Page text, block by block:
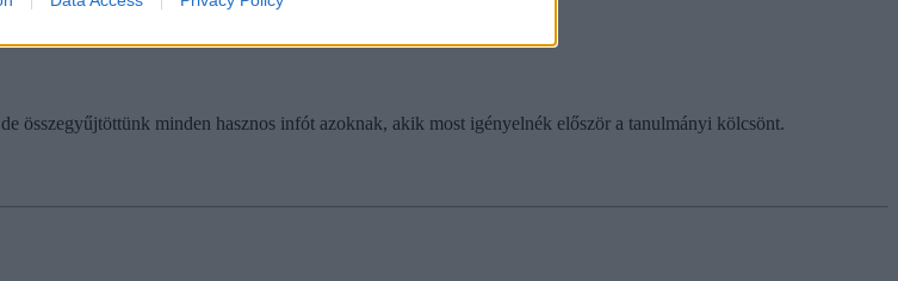
összegyűjtöttünk minden hasznos infót azoknak, akik most igényelnék először a tanulmányi kölcsönt.